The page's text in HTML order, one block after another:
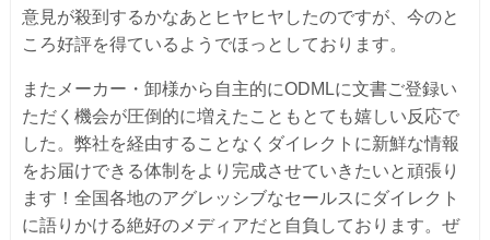
意見が殺到するかなあとヒヤヒヤしたのですが、 今のと
ころ好評を得ているようでほっとしております。
またメーカー・ 卸様から自主的にODMLに文書ご登録い
ただく機会が圧倒的に増 えたこともとても嬉しい反応で
した。 弊社を経由することなくダイレクトに新鮮な情報
をお届けできる体制をより完成させていきたいと頑張り
ます！ 全国各地のアグレッシブなセールスにダイレクト
に語りかける絶好のメディアだと自負しております。 ぜ